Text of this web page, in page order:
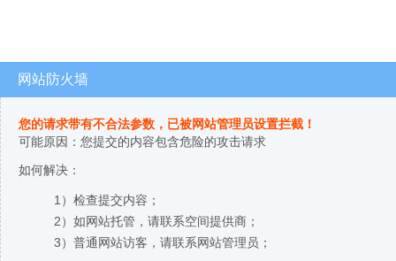
网站防火墙
您的请求带有不合法参数，已被网站管理员设置拦截！
可能原因：您提交的内容包含危险的攻击请求
如何解决：
1）检查提交内容；
2）如网站托管，请联系空间提供商；
3）普通网站访客，请联系网站管理员；